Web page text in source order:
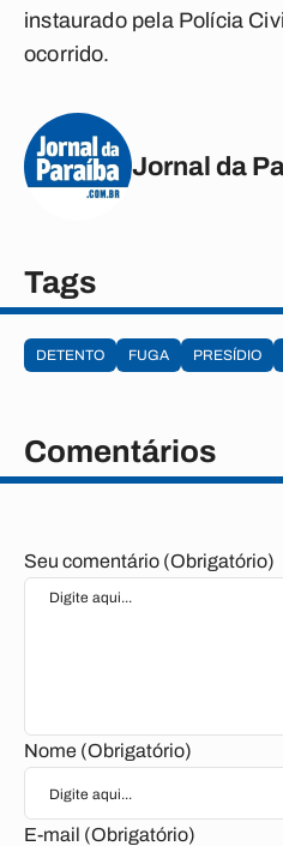
instaurado pela Polícia
ocorrido.
Jornal da
Tags
DETENTO FUGA PRESÍDIO
Comentários
Seu comentário (Obrigatório)
Nome (Obrigatório)
E-mail (Obrigatório)